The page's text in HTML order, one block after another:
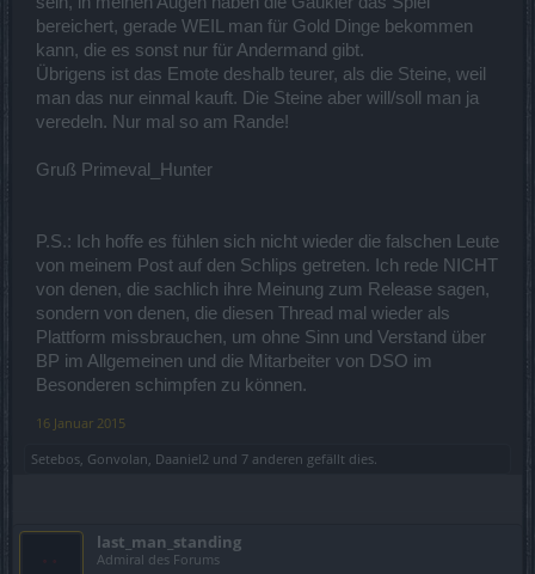
bereichert, gerade WEIL man für Gold Dinge bekommen
kann, die es sonst nur für Andermand gibt.
Übrigens ist das Emote deshalb teurer, als die Steine, weil
man das nur einmal kauft. Die Steine aber will/soll man ja
veredeln. Nur mal so am Rande!
Gruß Primeval_Hunter
P.S.: Ich hoffe es fühlen sich nicht wieder die falschen Leute
von meinem Post auf den Schlips getreten. Ich rede NICHT
von denen, die sachlich ihre Meinung zum Release sagen,
sondern von denen, die diesen Thread mal wieder als
Plattform missbrauchen, um ohne Sinn und Verstand über
BP im Allgemeinen und die Mitarbeiter von DSO im
Besonderen schimpfen zu können.
16 Januar 2015
Setebos, Gonvolan, Daaniel2 und 7 anderen gefällt dies.
last_man_standing
Admiral des Forums